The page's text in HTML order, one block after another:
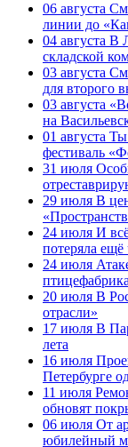
06 августа
линии до
04 августа В
складской
03 августа
для второго
03 августа
на
01 августа Ты
фестиваль
31 июля
29 июля В
24 июля И
потеряла ещё
24 июля
20 июля В
отрасли»
17 июля В
лета
16 июля
Петербурге
11 июля
обновят
06 июля От
юбилейный